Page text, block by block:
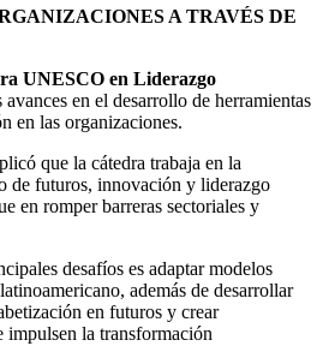
A TRAVÉS DE
UNESCO en Liderazgo
avances en el desarrollo de herramientas
en las organizaciones.
que la cátedra trabaja en la
de futuros, innovación y liderazgo
en romper barreras sectoriales y
desafíos es adaptar modelos
además de desarrollar
en futuros y crear
impulsen la transformación